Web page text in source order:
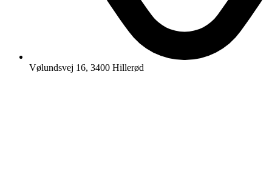
Vølundsvej 16, 3400 Hillerød